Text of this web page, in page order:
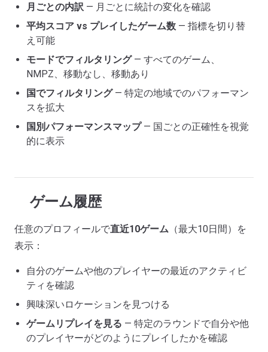
月ごとの内訳 — 月ごとに統計の変化を確認
平均スコア vs プレイしたゲーム数 — 指標を切り替
え可能
モードでフィルタリング— すべてのゲーム、
NMPZ、移動なし、移動あり
国でフィルタリング— 特定の地域でのパフォーマン
スを拡大
国別パフォーマンスマップ— 国ごとの正確性を視覚
的に表示
ゲーム履歴
任意のプロフィールで直近10ゲーム （最大10日間）を
表示：
自分のゲームや他のプレイヤーの最近のアクティビ
ティを確認
興味深いロケーションを見つける
ゲームリプレイを見る — 特定のラウンドで自分や他
のプレイヤーがどのようにプレイしたかを確認